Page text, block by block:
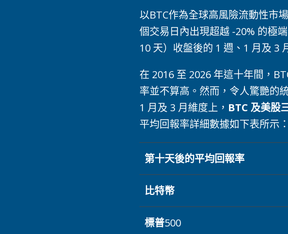
以BTC作為全球高風險流動性市
個交易日內出現超越 -20% 的極
10 天）收盤後的 1 週、1 月及 3
在 2016 至 2026 年這十年間，
率並不算高。然而，令人驚艷的
1 月及 3 月維度上， BTC 及美股
平均回報率詳細數據如下表所示：
第十天後的平均回報率
比特幣
標普500